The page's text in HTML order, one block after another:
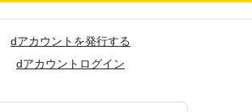
dアカウントを発行する
dアカウントログイン